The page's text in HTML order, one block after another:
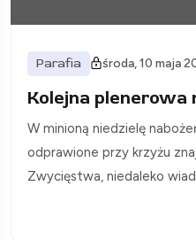
Parafia środa, 10 maja
Kolejna plenerowa
W minioną niedzielę
odprawione przy krzyżu
Zwycięstwa, niedaleko